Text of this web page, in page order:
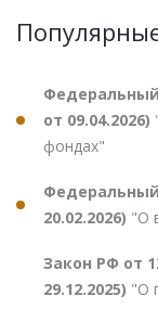
Федеральный
от 09.04.2026)
фондах"
Федеральный
20.02.2026) "О
Закон РФ от
29.12.2025) "О